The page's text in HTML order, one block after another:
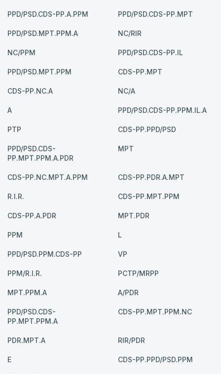
PPD/PSD.CDS-PP.A.PPM PPD/PSD.CDS-PP.MPT
PPD/PSD.MPT.PPM.A NC/RIR
NC/PPM PPD/PSD.CDS-PP.IL
PPD/PSD.MPT.PPM CDS-PP.MPT
CDS-PP.NC.A NC/A
A PPD/PSD.CDS-PP.PPM.IL.A
PTP CDS-PP.PPD/PSD
PPD/PSD.CDS-
PP.MPT.PPM.A.PDR
MPT
CDS-PP.NC.MPT.A.PPM CDS-PP.PDR.A.MPT
R.I.R. CDS-PP.MPT.PPM
CDS-PP.A.PDR MPT.PDR
PPM L
PPD/PSD.PPM.CDS-PP VP
PPM/R.I.R. PCTP/MRPP
MPT.PPM.A A/PDR
PPD/PSD.CDS-
PP.MPT.PPM.A
CDS-PP.MPT.PPM.NC
PDR.MPT.A RIR/PDR
E CDS-PP.PPD/PSD.PPM